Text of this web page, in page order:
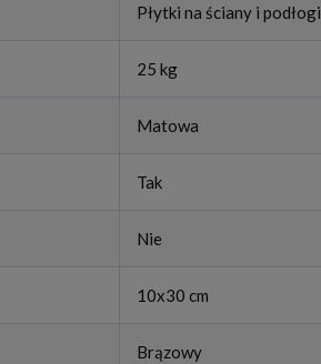
Płytki na ściany i podłogi
25 kg
Matowa
Tak
Nie
10x30 cm
Brązowy